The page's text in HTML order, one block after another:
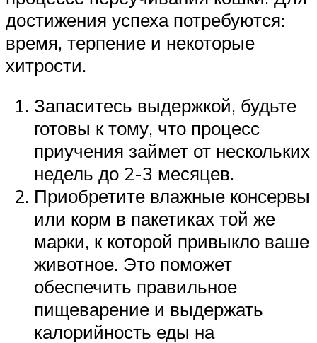
достижения успеха потребуются:
время, терпение и некоторые
хитрости.
Запаситесь выдержкой, будьте
готовы к тому, что процесс
приучения займет от нескольких
недель до 2-3 месяцев.
Приобретите влажные консервы
или корм в пакетиках той же
марки, к которой привыкло ваше
животное. Это поможет
обеспечить правильное
пищеварение и выдержать
калорийность еды на